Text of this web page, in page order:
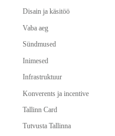
Disain ja käsitöö
Vaba aeg
Sündmused
Inimesed
Infrastruktuur
Konverents ja incentive
Tallinn Card
Tutvusta Tallinna